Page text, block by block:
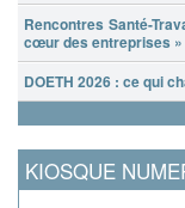
Rencontres Santé-
cœur des entreprises »
DOETH 2026 : ce qui
KIOSQUE